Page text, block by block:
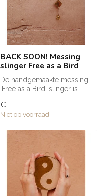
BACK SOON! Messing
slinger Free as a Bird
De handgemaakte messing
'Free as a Bird' slinger is
gemaa...
€--,--
Niet op voorraad